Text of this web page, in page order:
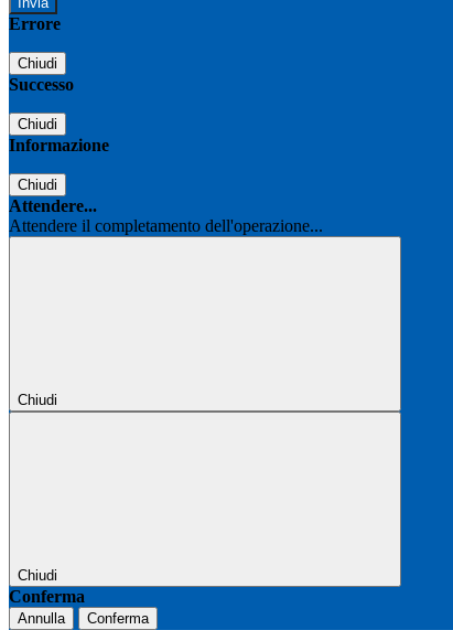
Errore
Chiudi
Successo
Chiudi
Informazione
Chiudi
Attendere...
Attendere il completamento dell'operazione...
Chiudi
Chiudi
Conferma
Annulla Conferma